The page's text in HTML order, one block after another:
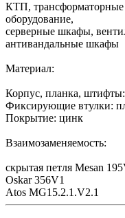
КТП, трансформаторные
оборудование,
серверные шкафы,
антивандальные шкафы
Материал:
Корпус, планка, штифты:
Фиксирующие втулки:
Покрытие: цинк
Взаимозаменяемость:
скрытая петля Mesan
Oskar 356V1
Atos MG15.2.1.V2.1